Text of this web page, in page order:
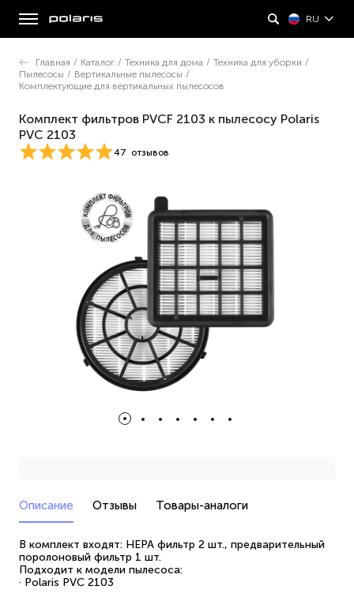
RU
Главная / Каталог / Техника для дома / Техника для уборки /
Пылесосы / Вертикальные пылесосы /
Комплектующие для вертикальных пылесосов
Комплект фильтров PVCF 2103 к пылесосу Polaris
PVC 2103
47 отзывов
Описание Отзывы Товары-аналоги
В комплект входят: HEPA фильтр 2 шт., предварительный
поролоновый фильтр 1 шт.
Подходит к модели пылесоса:
· Polaris PVC 2103